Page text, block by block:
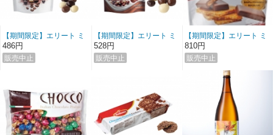
【期間限定】エリート ミ
ックスチョコレート コー
ヒービーンズ
486円
【期間限定】エリート ミ
ックスチョコレート フィ
グ
528円
【期間限定】エリート ミ
ルク ヘーゼルナッツクロ
ッカン
810円